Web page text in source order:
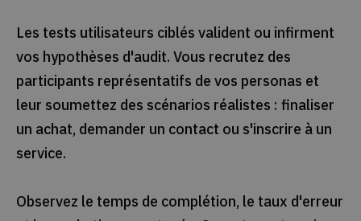
Les tests utilisateurs ciblés valident ou infirment
vos hypothèses d'audit. Vous recrutez des
participants représentatifs de vos personas et
leur soumettez des scénarios réalistes : finaliser
un achat, demander un contact ou s'inscrire à un
service.
Observez le temps de complétion, le taux d'erreur